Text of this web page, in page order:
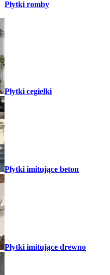
Płytki romby
Płytki cegiełki
Płytki imitujące beton
Płytki imitujące drewno